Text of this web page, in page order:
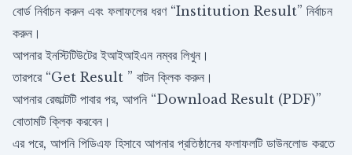
বোর্ড নির্বাচন করুন এবং ফলাফলের ধরণ “Institution Result” নির্বাচন
করুন।
আপনার ইনস্টিটিউটের ইআইআইএন নম্বর লিখুন।
তারপরে “Get Result ” বাটন ক্লিক করুন।
আপনার রেজাল্টটি পাবার পর, আপনি “Download Result (PDF)”
বোতামটি ক্লিক করবেন।
এর পরে, আপনি পিডিএফ হিসাবে আপনার প্রতিষ্ঠানের ফলাফলটি ডাউনলোড করতে